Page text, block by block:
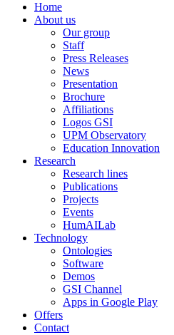
Home
About us
Our group
Staff
Press Releases
News
Presentation
Brochure
Affiliations
Logos GSI
UPM Observatory
Education Innovation
Research
Research lines
Publications
Projects
Events
HumAILab
Technology
Ontologies
Software
Demos
GSI Channel
Apps in Google Play
Offers
Contact